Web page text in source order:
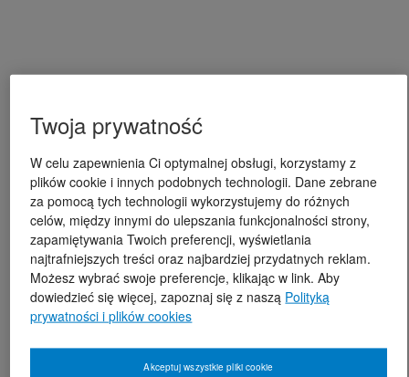
Twoja prywatność
W celu zapewnienia Ci optymalnej obsługi, korzystamy z
plików cookie i innych podobnych technologii. Dane zebrane
za pomocą tych technologii wykorzystujemy do różnych
celów, między innymi do ulepszania funkcjonalności strony,
zapamiętywania Twoich preferencji, wyświetlania
najtrafniejszych treści oraz najbardziej przydatnych reklam.
Możesz wybrać swoje preferencje, klikając w link. Aby
dowiedzieć się więcej, zapoznaj się z naszą Polityką
prywatności i plików cookies
Akceptuj wszystkie pliki cookie